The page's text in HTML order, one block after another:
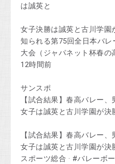
は誠英と
女子決勝は誠英と古川学園
知られる第75回全日本バ
大会（ジャパネット杯春の
12時間前
サンスポ
【試合結果】春高バレー、
女子は誠英と古川学園が決
【試合結果】春高バレー、
女子は誠英と古川学園が決
スポーツ総合 · #バレーボ